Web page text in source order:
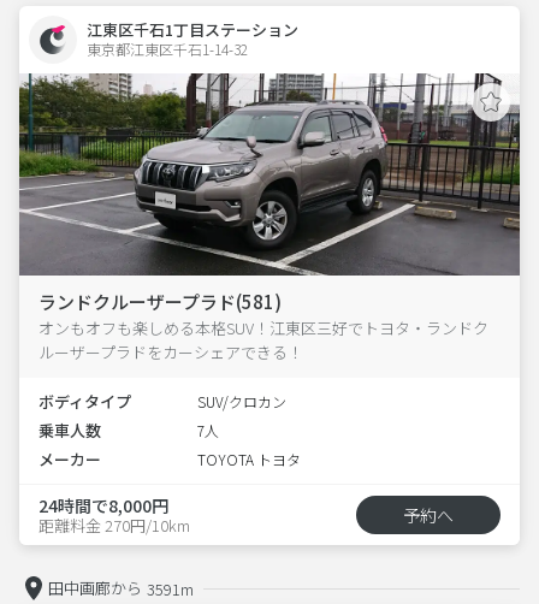
江東区千石1丁目ステーション
東京都江東区千石1-14-32
ランドクルーザープラド(581)
オンもオフも楽しめる本格SUV！江東区三好でトヨタ・ランドク
ルーザープラドをカーシェアできる！
ボディタイプ SUV/クロカン
乗車人数 7人
メーカー TOYOTA トヨタ
24時間で8,000円
距離料金 270円/10km 予約へ
田中画廊から 3591m